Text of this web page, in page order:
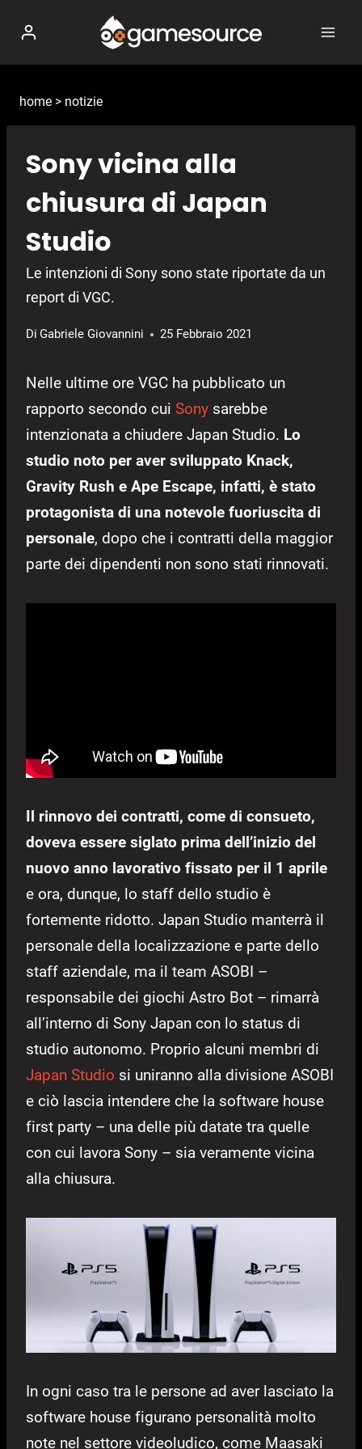
contenuto
home > notizie
Sony vicina alla
chiusura di Japan
Studio
Le intenzioni di Sony sono state riportate da un
report di VGC.
Di Gabriele Giovannini 25 Febbraio 2021
Nelle ultime ore VGC ha pubblicato un
rapporto secondo cui Sony sarebbe
intenzionata a chiudere Japan Studio. Lo
studio noto per aver sviluppato Knack,
Gravity Rush e Ape Escape, infatti, è stato
protagonista di una notevole fuoriuscita di
personale, dopo che i contratti della maggior
parte dei dipendenti non sono stati rinnovati.
Il rinnovo dei contratti, come di consueto,
doveva essere siglato prima dell’inizio del
nuovo anno lavorativo fissato per il 1 aprile
e ora, dunque, lo staff dello studio è
fortemente ridotto. Japan Studio manterrà il
personale della localizzazione e parte dello
staff aziendale, ma il team ASOBI –
responsabile dei giochi Astro Bot – rimarrà
all’interno di Sony Japan con lo status di
studio autonomo. Proprio alcuni membri di
Japan Studio si uniranno alla divisione ASOBI
e ciò lascia intendere che la software house
first party – una delle più datate tra quelle
con cui lavora Sony – sia veramente vicina
alla chiusura.
In ogni caso tra le persone ad aver lasciato la
software house figurano personalità molto
note nel settore videoludico, come Maasaki